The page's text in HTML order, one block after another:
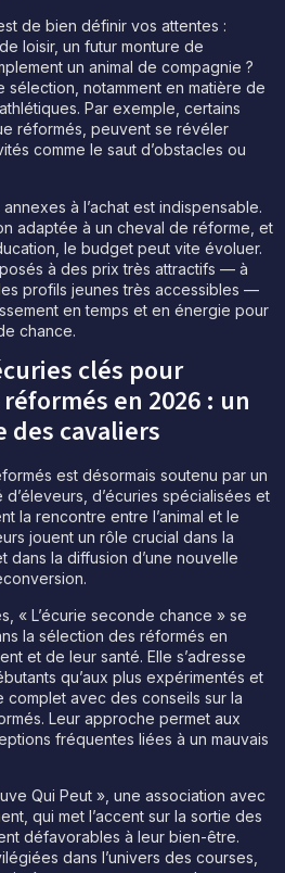
de bien définir vos attentes :
loisir, un futur monture de
un animal de compagnie ?
notamment en matière de
Par exemple, certains
réformés, peuvent se révéler
comme le saut d’obstacles ou
à l’achat est indispensable.
adaptée à un cheval de réforme, et
le budget peut vite évoluer.
à des prix très attractifs — à
profils jeunes très accessibles —
en temps et en énergie pour
chance.
clés pour
en 2026 : un
des cavaliers
est désormais soutenu par un
d’écuries spécialisées et
la rencontre entre l’animal et le
jouent un rôle crucial dans la
la diffusion d’une nouvelle
« L’écurie seconde chance » se
la sélection des réformés en
et de leur santé. Elle s’adresse
qu’aux plus expérimentés et
complet avec des conseils sur la
Leur approche permet aux
fréquentes liées à un mauvais
Qui Peut », une association avec
qui met l’accent sur la sortie des
défavorables à leur bien-être.
dans l’univers des courses,